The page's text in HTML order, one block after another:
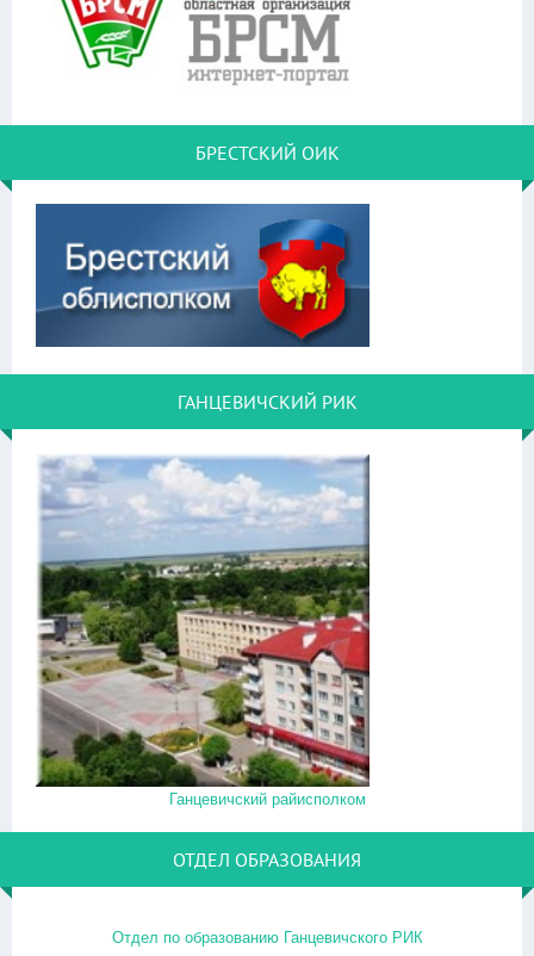
БРЕСТСКИЙ ОИК
ГАНЦЕВИЧСКИЙ РИК
Ганцевичский райисполком
ОТДЕЛ ОБРАЗОВАНИЯ
Отдел по образованию Ганцевичского РИК